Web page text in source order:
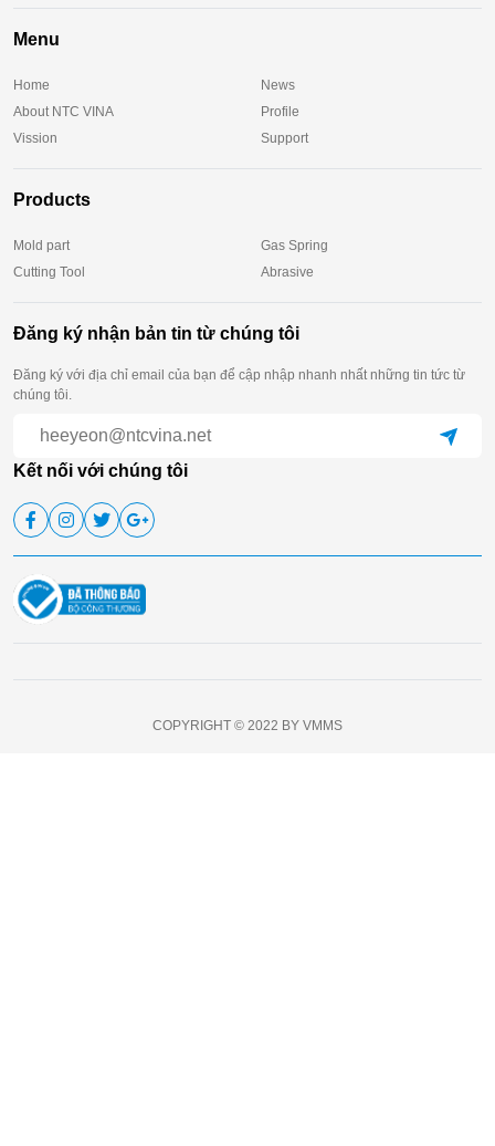
Menu
Home
News
About NTC VINA
Profile
Vission
Support
Products
Mold part
Gas Spring
Cutting Tool
Abrasive
Đăng ký nhận bản tin từ chúng tôi
Đăng ký với địa chỉ email của bạn để cập nhập nhanh nhất những tin tức từ
chúng tôi.
Kết nối với chúng tôi
COPYRIGHT © 2022 BY VMMS